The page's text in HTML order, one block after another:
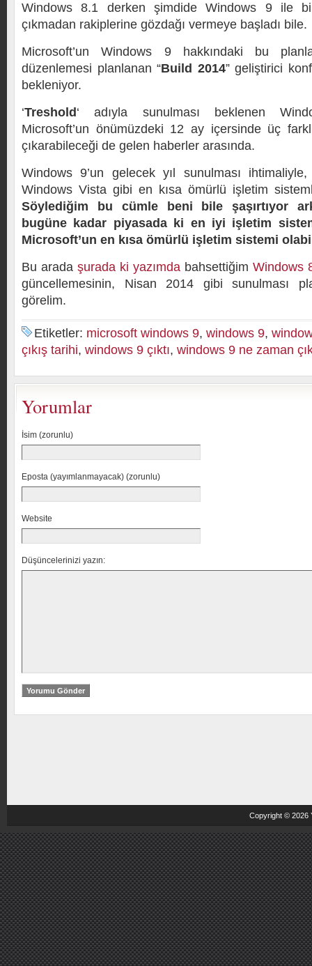
Windows 8.1 derken şimdide Windows 9 ile
çıkmadan rakiplerine gözdağı vermeye başladı bile.
Microsoft’un Windows 9 hakkındaki bu
düzenlemesi planlanan “Build 2014” geliştirici
bekleniyor.
‘Treshold ‘ adıyla sunulması beklenen
Microsoft’un önümüzdeki 12 ay içersinde üç
çıkarabileceği de gelen haberler arasında.
Windows 9’un gelecek yıl sunulması ihtimaliyle,
Windows Vista gibi en kısa ömürlü işletim
Söylediğim bu cümle beni bile şaşırtıyor
bugüne kadar piyasada ki en iyi işletim
Microsoft’un en kısa ömürlü işletim sistemi
Bu arada şurada ki yazımda bahsettiğim Windows
güncellemesinin, Nisan 2014 gibi sunulması
görelim.
Etiketler: microsoft windows 9, windows 9,
çıkış tarihi, windows 9 çıktı, windows 9 ne zaman
Yorumlar
İsim (zorunlu)
Eposta (yayımlanmayacak) (zorunlu)
Website
Düşüncelerinizi yazın:
Copyright © 2026